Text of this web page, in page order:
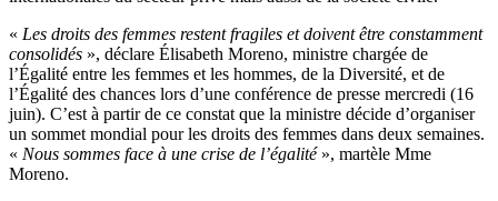
« Les droits des femmes restent fragiles et doivent être constamment
consolidés », déclare Élisabeth Moreno, ministre chargée de
l’Égalité entre les femmes et les hommes, de la Diversité, et de
l’Égalité des chances lors d’une conférence de presse mercredi (16
juin). C’est à partir de ce constat que la ministre décide d’organiser
un sommet mondial pour les droits des femmes dans deux semaines.
« Nous sommes face à une crise de l’égalité », martèle Mme
Moreno.